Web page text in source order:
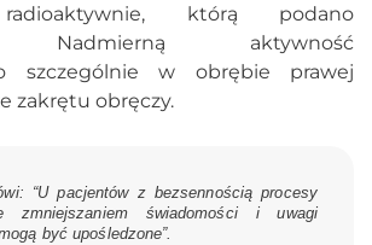
którą podano
Nadmierną aktywność
szczególnie w obrębie prawej
zakrętu obręczy.
“U pacjentów z bezsennością procesy
zmniejszaniem świadomości i uwagi
być upośledzone”.